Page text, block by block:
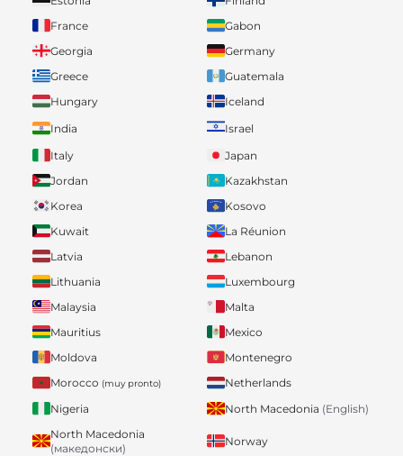
France
Gabon
Georgia
Germany
Greece
Guatemala
Hungary
Iceland
India
Israel
Italy
Japan
Jordan
Kazakhstan
Korea
Kosovo
Kuwait
La Réunion
Latvia
Lebanon
Lithuania
Luxembourg
Malaysia
Malta
Mauritius
Mexico
Moldova
Montenegro
Morocco (muy pronto)
Netherlands
Nigeria
North Macedonia (English)
North Macedonia
(македонски)
Norway